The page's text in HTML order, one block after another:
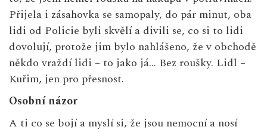
Přijela i zásahovka se samopaly, do pár minut, oba
lidi od Policie byli skvělí a divili se, co si to lidi
dovolují, protože jim bylo nahlášeno, že v obchodě
někdo vraždí lidi – to jako já… Bez roušky. Lidl –
Kuřim, jen pro přesnost.
Osobní názor
A ti co se bojí a myslí si, že jsou nemocní a nosí